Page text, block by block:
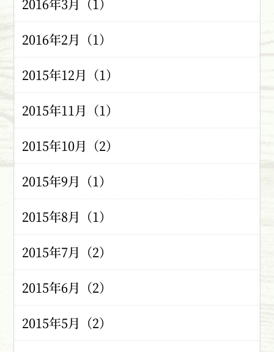
2016年3月（1）
2016年2月（1）
2015年12月（1）
2015年11月（1）
2015年10月（2）
2015年9月（1）
2015年8月（1）
2015年7月（2）
2015年6月（2）
2015年5月（2）